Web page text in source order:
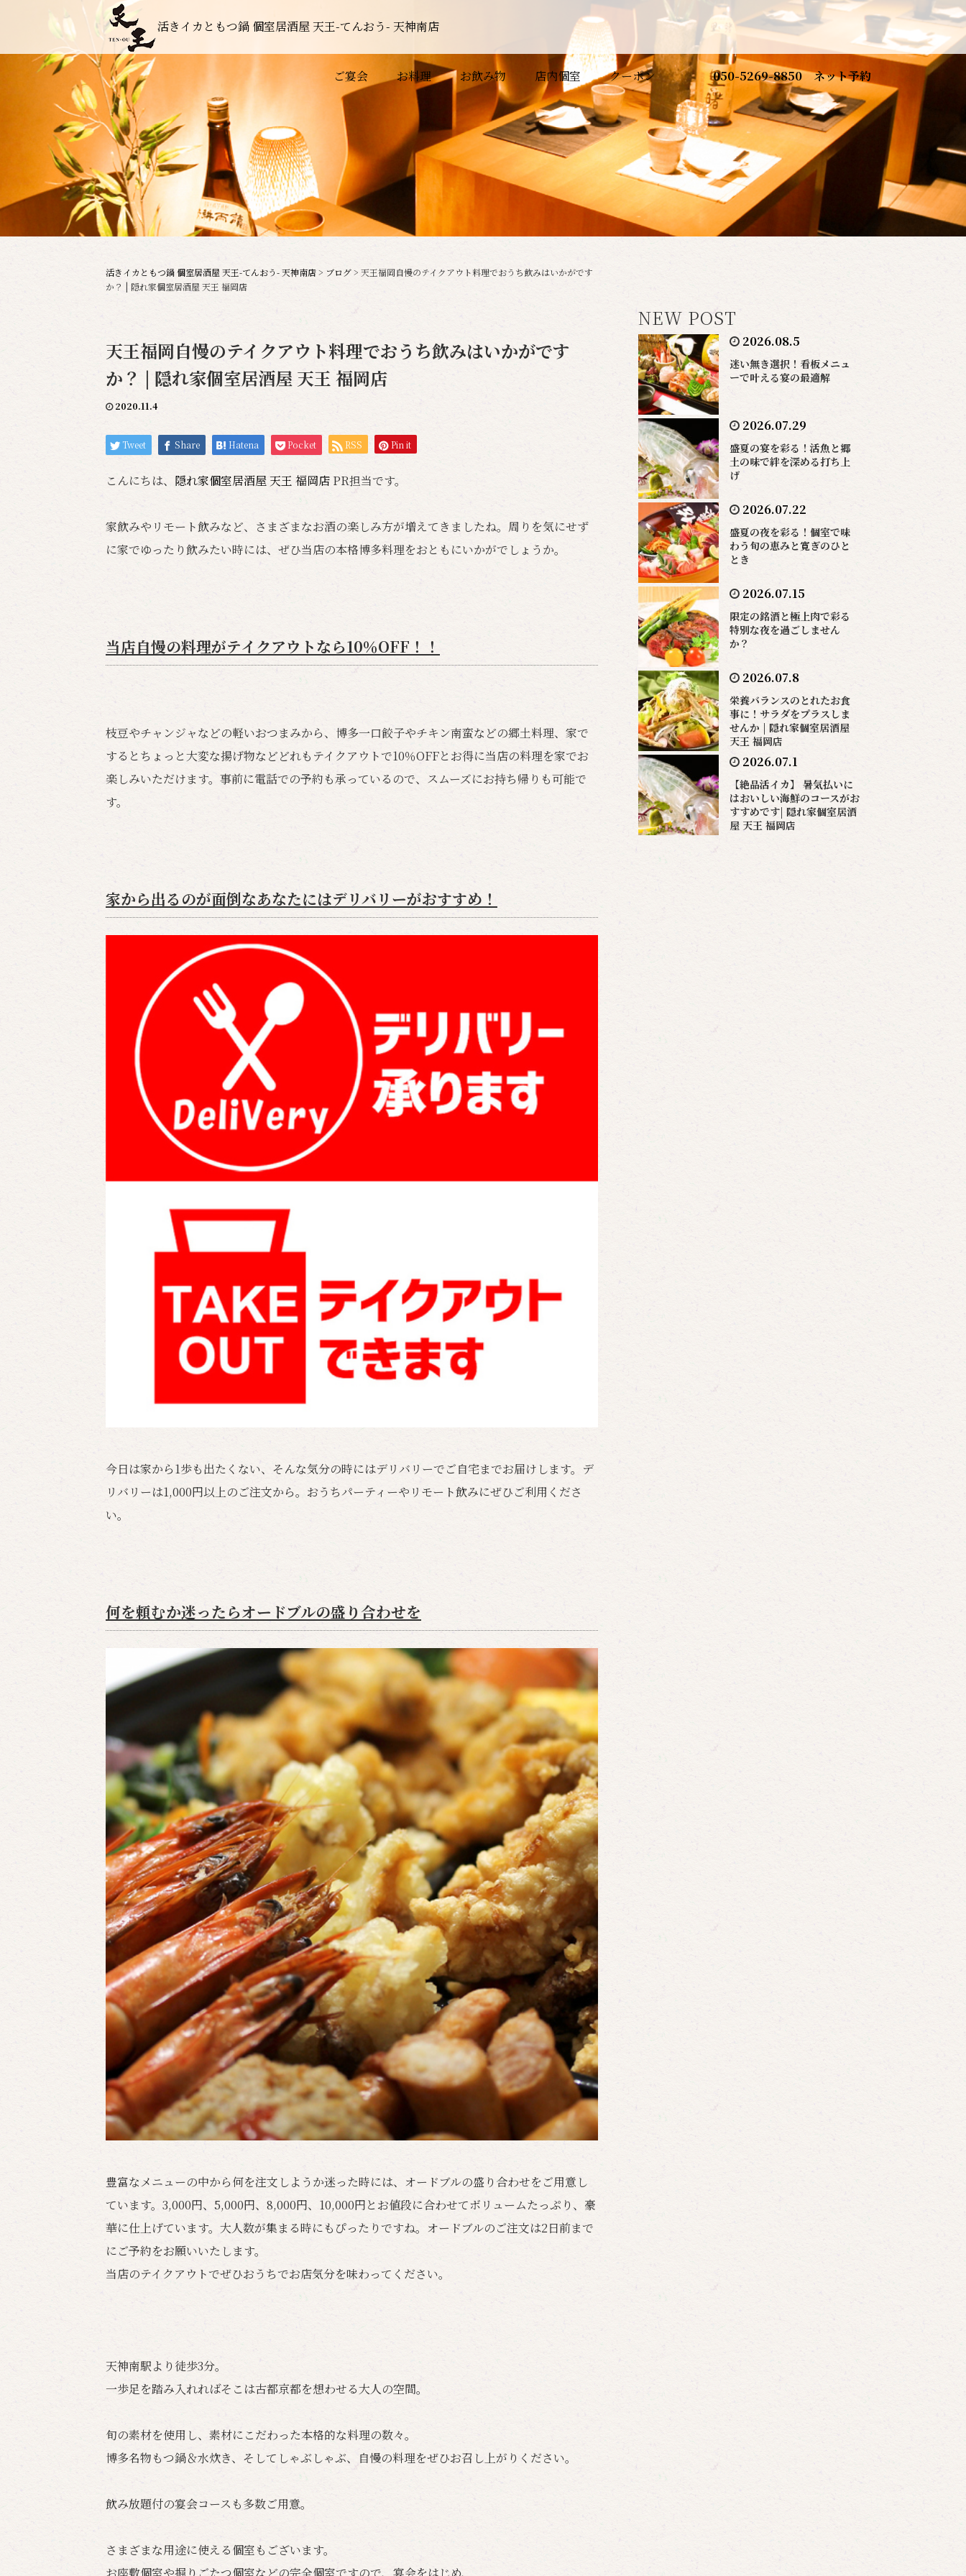
活きイカともつ鍋 個室居酒屋 天王-てんおう- 天神南店
ご宴会 お料理 お飲み物 店内個室 クーポン 050-5269-8850 ネット予約
活きイカともつ鍋 個室居酒屋 天王-てんおう- 天神南店> ブログ> 天王福岡自慢のテイクアウト料理でおうち飲みはいかがです
か？ | 隠れ家個室居酒屋 天王 福岡店
天王福岡自慢のテイクアウト料理でおうち飲みはいかがです
か？ | 隠れ家個室居酒屋 天王 福岡店
2020.11.4
Tweet Share Hatena Pocket RSS Pin it
こんにちは、 隠れ家個室居酒屋 天王 福岡店 PR担当です。
家飲みやリモート飲みなど、さまざまなお酒の楽しみ方が増えてきましたね。周りを気にせず
に家でゆったり飲みたい時には、ぜひ当店の本格博多料理をおともにいかがでしょうか。
当店自慢の料理がテイクアウトなら10％OFF！！
枝豆やチャンジャなどの軽いおつまみから、博多一口餃子やチキン南蛮などの郷土料理、家で
するとちょっと大変な揚げ物などどれもテイクアウトで10％OFFとお得に当店の料理を家でお
楽しみいただけます。事前に電話での予約も承っているので、スムーズにお持ち帰りも可能で
す。
家から出るのが面倒なあなたにはデリバリーがおすすめ！
今日は家から1歩も出たくない、そんな気分の時にはデリバリーでご自宅までお届けします。デ
リバリーは1,000円以上のご注文から。おうちパーティーやリモート飲みにぜひご利用くださ
い。
何を頼むか迷ったらオードブルの盛り合わせを
豊富なメニューの中から何を注文しようか迷った時には、オードブルの盛り合わせをご用意し
ています。3,000円、5,000円、8,000円、10,000円とお値段に合わせてボリュームたっぷり、豪
華に仕上げています。大人数が集まる時にもぴったりですね。オードブルのご注文は2日前まで
にご予約をお願いいたします。
当店のテイクアウトでぜひおうちでお店気分を味わってください。
天神南駅より徒歩3分。
一歩足を踏み入れればそこは古都京都を想わせる大人の空間。
旬の素材を使用し、素材にこだわった本格的な料理の数々。
博多名物もつ鍋＆水炊き、そしてしゃぶしゃぶ、自慢の料理をぜひお召し上がりください。
飲み放題付の宴会コースも多数ご用意。
さまざまな用途に使える個室もございます。
NEW POST
2026.08.5
迷い無き選択！看板メニュ
ーで叶える宴の最適解
2026.07.29
盛夏の宴を彩る！活魚と郷
土の味で絆を深める打ち上
げ
2026.07.22
盛夏の夜を彩る！個室で味
わう旬の恵みと寛ぎのひと
とき
2026.07.15
限定の銘酒と極上肉で彩る
特別な夜を過ごしません
か？
2026.07.8
栄養バランスのとれたお食
事に！サラダをプラスしま
せんか | 隠れ家個室居酒屋
天王 福岡店
2026.07.1
【絶品活イカ】 暑気払いに
はおいしい海鮮のコースがお
すすめです| 隠れ家個室居酒
屋 天王 福岡店